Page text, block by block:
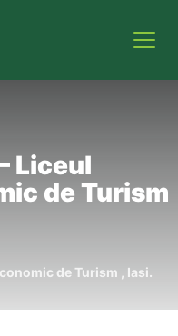
Liceul
de Turism
de Turism , Iasi.